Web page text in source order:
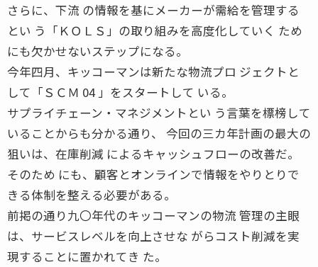
さらに、下流 の情報を基にメーカーが需給を管理する
とい う「ＫＯＬＳ」の取り組みを高度化していく ため
にも欠かせないステップになる。
今年四月、キッコーマンは新たな物流プロ ジェクトと
して「ＳＣＭ 04 」をスタートして いる。
サプライチェーン・マネジメントとい う言葉を標榜して
いることからも分かる通り、 今回の三カ年計画の最大の
狙いは、在庫削減 によるキャッシュフローの改善だ。
そのため にも、顧客とオンラインで情報をやりとりで
きる体制を整える必要がある。
前掲の通り九〇年代のキッコーマンの物流 管理の主眼
は、サービスレベルを向上させな がらコスト削減を実
現することに置かれてき た。